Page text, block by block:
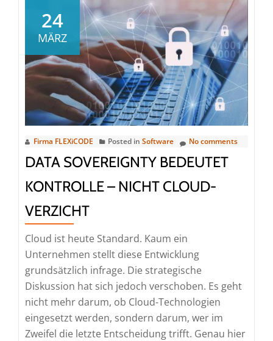
als
Erfolgsfaktor:
IFS
erhält
höchste
Anerkennung
in
aktueller
Gartner-
Studie
24
MÄRZ
Firma FLEXiCODE Posted in Software No comments
DATA SOVEREIGNTY BEDEUTET
KONTROLLE – NICHT CLOUD-
VERZICHT
Cloud ist heute Standard. Kaum ein
Unternehmen stellt diese Entwicklung
grundsätzlich infrage. Die strategische
Diskussion hat sich jedoch verschoben. Es geht
nicht mehr darum, ob Cloud-Technologien
eingesetzt werden, sondern darum, wer im
Zweifel die letzte Entscheidung trifft. Genau hier